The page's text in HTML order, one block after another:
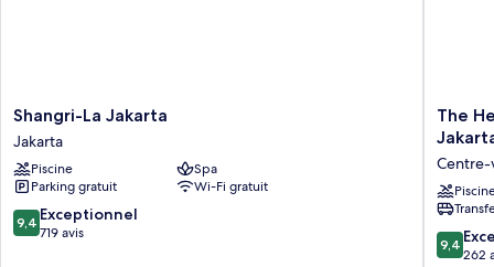
Shangri-
La
Jakarta
Jakarta
Shangri-La Jakarta
Jakarta
Piscine
Spa
Parking gratuit
Wi-Fi gratuit
9.4
sur
9,4 Exceptionnel
719 avis
The
Tribute
Portfolio
Hotel,
Jakarta
Centre-
The
Centre-
9.4
sur
9,4
262